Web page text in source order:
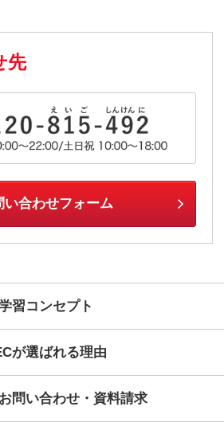
・バーチャル・
ンライン・バーチ
バーチャル・スク
たはオンライン会